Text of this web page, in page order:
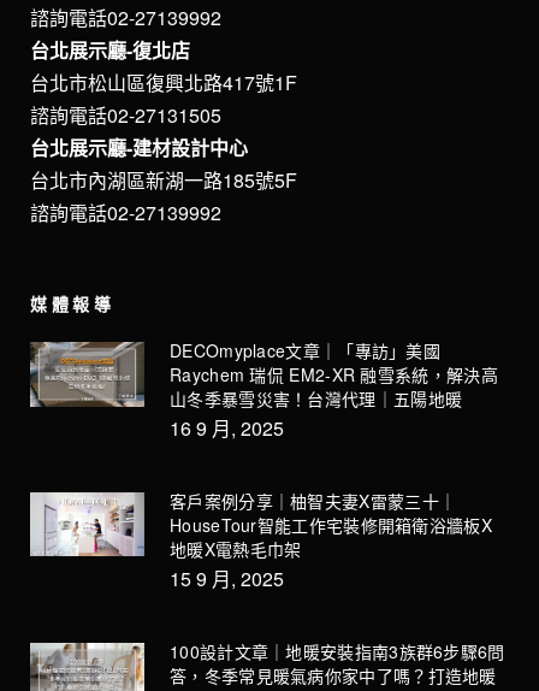
諮詢電話02-27139992
台北展示廳-復北店
台北市松山區復興北路417號1F
諮詢電話02-27131505
台北展示廳-建材設計中心
台北市內湖區新湖一路185號5F
諮詢電話02-27139992
媒體報導
DECOmyplace文章｜「專訪」美國
Raychem 瑞侃 EM2-XR 融雪系統，解決高
山冬季暴雪災害！台灣代理｜五陽地暖
16 9 月, 2025
客戶案例分享｜柚智夫妻X雷蒙三十｜
HouseTour智能工作宅裝修開箱衛浴牆板X
地暖X電熱毛巾架
15 9 月, 2025
100設計文章｜地暖安裝指南3族群6步驟6問
答，冬季常見暖氣病你家中了嗎？打造地暖